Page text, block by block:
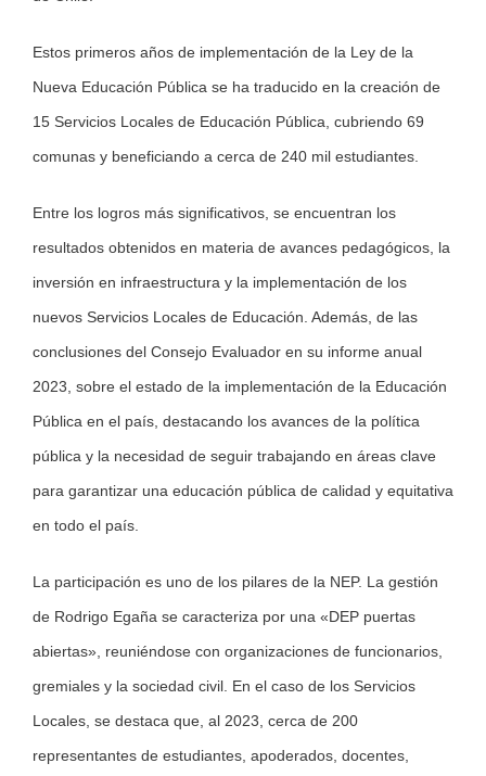
Estos primeros años de implementación de la Ley de la
Nueva Educación Pública se ha traducido en la creación de
15 Servicios Locales de Educación Pública, cubriendo 69
comunas y beneficiando a cerca de 240 mil estudiantes.
Entre los logros más significativos, se encuentran los
resultados obtenidos en materia de avances pedagógicos, la
inversión en infraestructura y la implementación de los
nuevos Servicios Locales de Educación. Además, de las
conclusiones del Consejo Evaluador en su informe anual
2023, sobre el estado de la implementación de la Educación
Pública en el país, destacando los avances de la política
pública y la necesidad de seguir trabajando en áreas clave
para garantizar una educación pública de calidad y equitativa
en todo el país.
La participación es uno de los pilares de la NEP. La gestión
de Rodrigo Egaña se caracteriza por una «DEP puertas
abiertas», reuniéndose con organizaciones de funcionarios,
gremiales y la sociedad civil. En el caso de los Servicios
Locales, se destaca que, al 2023, cerca de 200
representantes de estudiantes, apoderados, docentes,